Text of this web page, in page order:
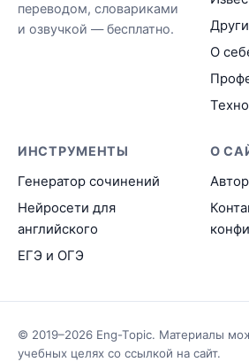
переводом, словариками
и озвучкой — бесплатно.
О
ИНСТРУМЕНТЫ
Генератор сочинений
Нейросети для
английского
ЕГЭ и ОГЭ
О
Автор
© 2019–2026 Eng-Topic. Материалы
учебных целях со ссылкой на сайт.